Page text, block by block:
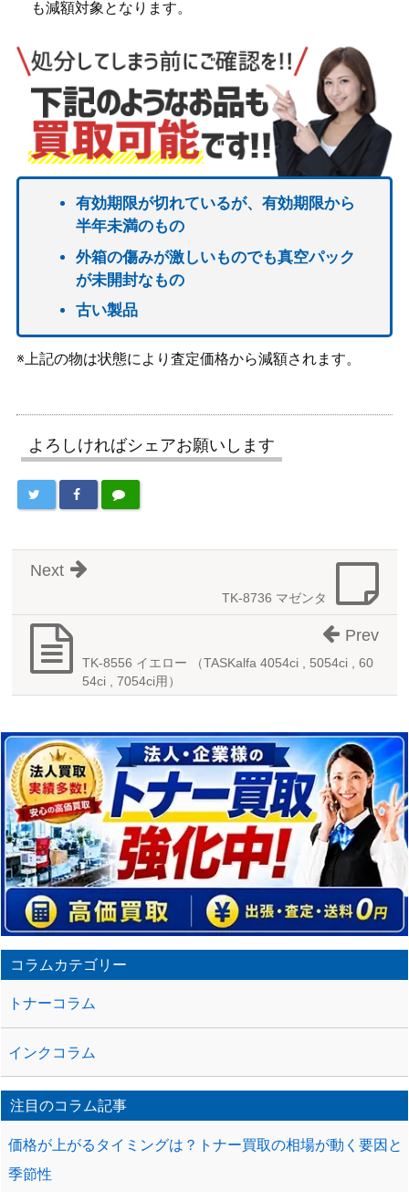
も減額対象となります。
有効期限が切れているが、有効期限から
半年未満のもの
外箱の傷みが激しいものでも真空パック
が未開封なもの
古い製品
※上記の物は状態により査定価格から減額されます。
よろしければシェアお願いします
TK-8736 マゼンタ
Next
TK-8556 イエロー （TASKalfa 4054ci , 5054ci , 60
54ci , 7054ci用）
Prev
コラムカテゴリー
トナーコラム
インクコラム
注目のコラム記事
価格が上がるタイミングは？トナー買取の相場が動く要因と
季節性